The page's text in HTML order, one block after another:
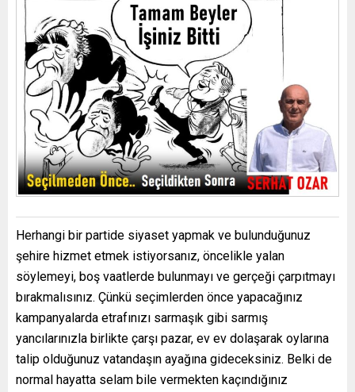
Herhangi bir partide siyaset yapmak ve bulunduğunuz
şehire hizmet etmek istiyorsanız, öncelikle yalan
söylemeyi, boş vaatlerde bulunmayı ve gerçeği çarpıtmayı
bırakmalısınız. Çünkü seçimlerden önce yapacağınız
kampanyalarda etrafınızı sarmaşık gibi sarmış
yancılarınızla birlikte çarşı pazar, ev ev dolaşarak oylarına
talip olduğunuz vatandaşın ayağına gideceksiniz. Belki de
normal hayatta selam bile vermekten kaçındığınız